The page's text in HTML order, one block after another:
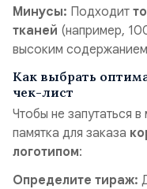
Минусы: Подходит
тканей (например,
высоким содержанием
Как выбрать
чек-лист
Чтобы не запутаться
памятка для заказа
логотипом:
Определите тираж: